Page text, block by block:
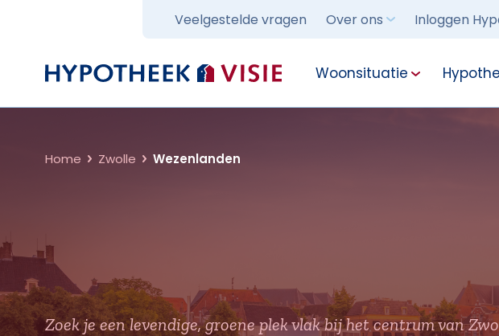
Veelgestelde vragen Over ons Inloggen
Terug naar home Woonsituatie
Home Zwolle Wezenlanden
Zoek je een levendige, groene plek vlak bij het centrum van